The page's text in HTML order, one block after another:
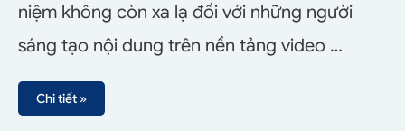
niệm không còn xa lạ đối với những người
sáng tạo nội dung trên nền tảng video …
Chi tiết »